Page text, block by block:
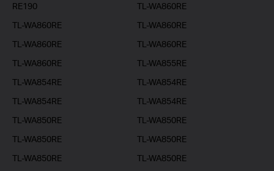
RE190
TL-WA860RE
TL-WA860RE
TL-WA860RE
TL-WA860RE
TL-WA860RE
TL-WA860RE
TL-WA855RE
TL-WA854RE
TL-WA854RE
TL-WA854RE
TL-WA854RE
TL-WA850RE
TL-WA850RE
TL-WA850RE
TL-WA850RE
TL-WA850RE
TL-WA850RE